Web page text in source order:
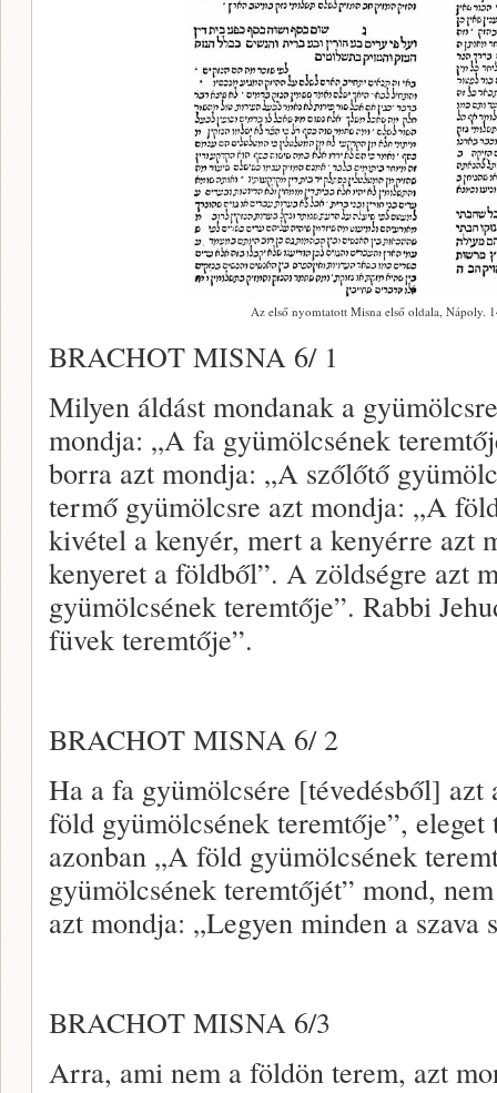
Az első nyomtatott Misna első oldala, Nápoly.
BRACHOT MISNA 6/ 1
Milyen áldást mondanak a
mondja: „A fa gyümölcsének
borra azt mondja: „A szőlőtő
termő gyümölcsre azt mondja: „A
kivétel a kenyér, mert a kenyérre
kenyeret a földből”. A zöldségre azt
gyümölcsének teremtője”. Rabbi
füvek teremtője”.
BRACHOT MISNA 6/ 2
Ha a fa gyümölcsére [tévedésből]
föld gyümölcsének teremtője”,
azonban „A föld gyümölcsének
gyümölcsének teremtőjét” mond,
azt mondja: „Legyen minden a szava
BRACHOT MISNA 6/3
Arra, ami nem a földön terem, azt